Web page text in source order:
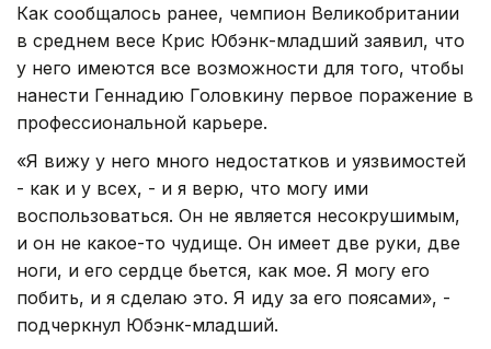
Как сообщалось ранее, чемпион Великобритании
в среднем весе Крис Юбэнк-младший заявил, что
у него имеются все возможности для того, чтобы
нанести Геннадию Головкину первое поражение в
профессиональной карьере.
«Я вижу у него много недостатков и уязвимостей
- как и у всех, - и я верю, что могу ими
воспользоваться. Он не является несокрушимым,
и он не какое-то чудище. Он имеет две руки, две
ноги, и его сердце бьется, как мое. Я могу его
побить, и я сделаю это. Я иду за его поясами», -
подчеркнул Юбэнк-младший.